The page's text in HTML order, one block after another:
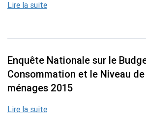
Lire la suite
Enquête Nationale sur le
Consommation et le Niveau
ménages 2015
Lire la suite